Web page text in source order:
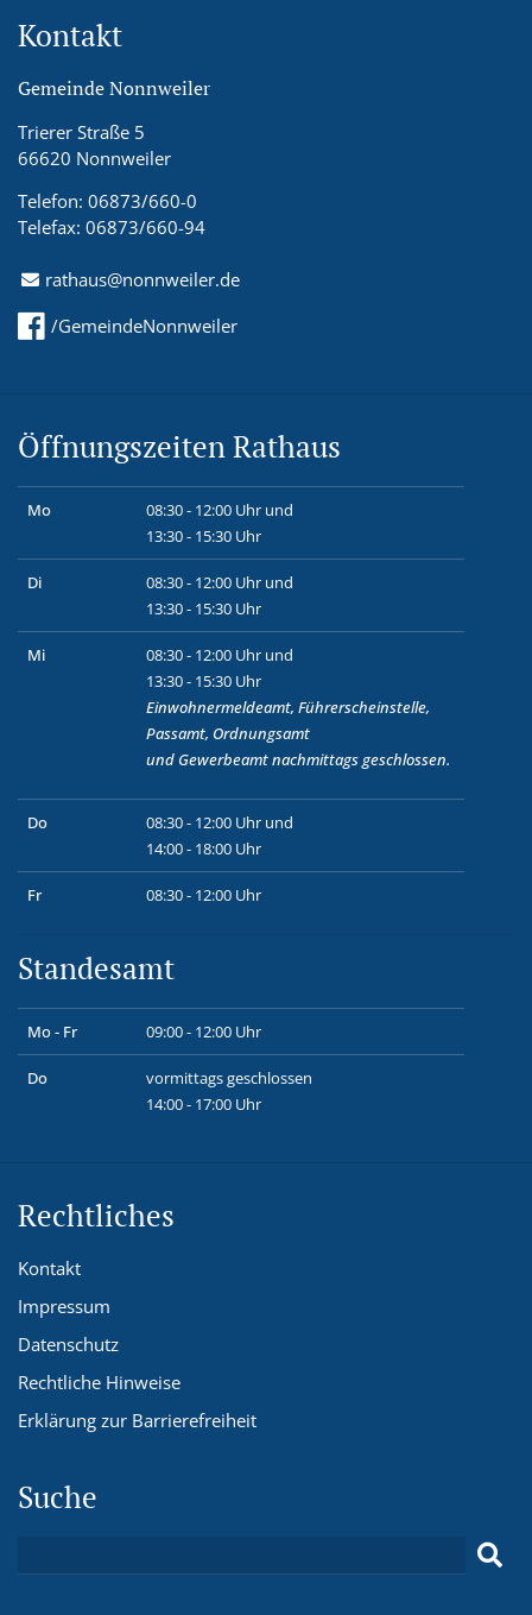
Kontakt
Gemeinde Nonnweiler
Trierer Straße 5
66620 Nonnweiler
Telefon: 06873/660-0
Telefax: 06873/660-94
rathaus@nonnweiler.de
/GemeindeNonnweiler
Öffnungszeiten Rathaus
Mo
08:30 - 12:00 Uhr und
13:30 - 15:30 Uhr
Di
08:30 - 12:00 Uhr und
13:30 - 15:30 Uhr
Mi
08:30 - 12:00 Uhr und
13:30 - 15:30 Uhr
Einwohnermeldeamt, Führerscheinstelle,
Passamt, Ordnungsamt
und Gewerbeamtnachmittags geschlossen.
Do
08:30 - 12:00 Uhr und
14:00 - 18:00 Uhr
Fr 08:30 - 12:00 Uhr
Standesamt
Mo - Fr 09:00 - 12:00 Uhr
Do
vormittags geschlossen
14:00 - 17:00 Uhr
Rechtliches
Kontakt
Impressum
Datenschutz
Rechtliche Hinweise
Erklärung zur Barrierefreiheit
Suche